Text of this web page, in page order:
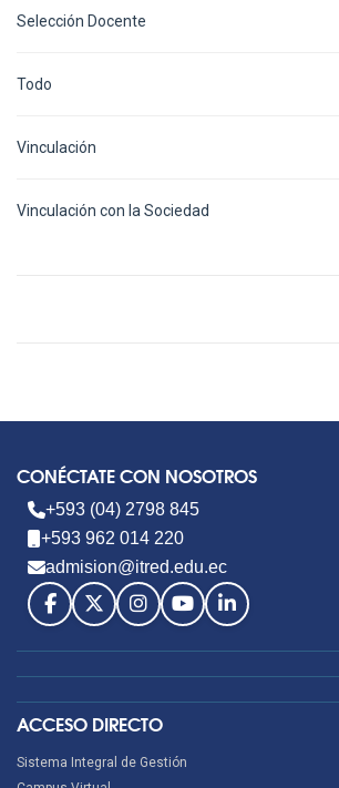
Selección Docente
Todo
Vinculación
Vinculación con la Sociedad
CONÉCTATE CON NOSOTROS
+593 (04) 2798 845
+593 962 014 220
admision@itred.edu.ec
ACCESO DIRECTO
Sistema Integral de Gestión